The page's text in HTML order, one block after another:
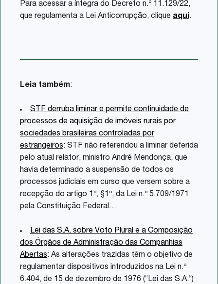
Para acessar a íntegra do Decreto n.º 11.129/22,
que regulamenta a Lei Anticorrupção, clique aqui.
Leia também:
STF derruba liminar e permite continuidade de
processos de aquisição de imóveis rurais por
sociedades brasileiras controladas por
estrangeiros: STF não referendou a liminar deferida
pelo atual relator, ministro André Mendonça, que
havia determinado a suspensão de todos os
processos judiciais em curso que versem sobre a
recepção do artigo 1º, §1º, da Lei n.º 5.709/1971
pela Constituição Federal…
Lei das S.A. sobre Voto Plural e a Composição
dos Órgãos de Administração das Companhias
Abertas: As alterações trazidas têm o objetivo de
regulamentar dispositivos introduzidos na Lei n.º
6.404, de 15 de dezembro de 1976 (“Lei das S.A.“)